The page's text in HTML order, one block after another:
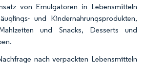
von Emulgatoren in Lebensmitteln
und Kindernahrungsprodukten,
und Snacks, Desserts und
nach verpackten Lebensmitteln